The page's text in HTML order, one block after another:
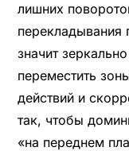
лишних
перекладывания
значит
переместить
действий и
так, чтобы
«на переднем